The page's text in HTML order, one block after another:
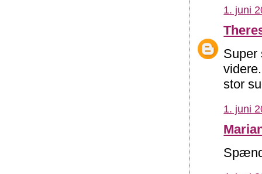
1. juni
Super
stor
1. juni